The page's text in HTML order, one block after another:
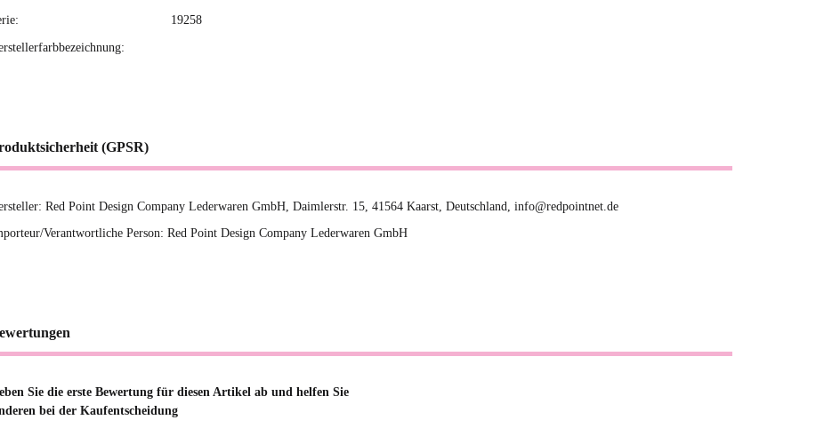
19258
(GPSR)
Red Point Design Company Lederwaren GmbH, Daimlerstr. 15, 41564 Kaarst, Deutschland, info@redpointnet.de
Verantwortliche Person: Red Point Design Company Lederwaren GmbH
Sie die erste Bewertung für diesen Artikel ab und helfen Sie
bei der Kaufentscheidung